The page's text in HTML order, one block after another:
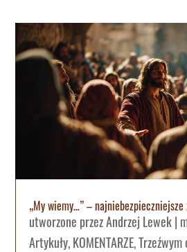
„My wiemy…” – najniebezpieczniejsze
utworzone przezAndrzej Lewek|
Artykuły,KOMENTARZE,